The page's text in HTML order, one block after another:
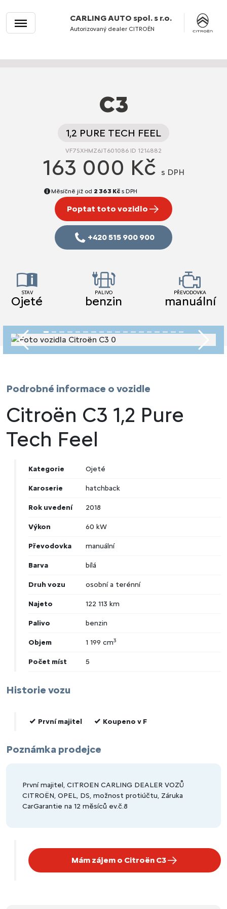
CARLING AUTO spol. s r.o.
Autorizovaný dealer CITROËN
Předchozí
C3
1,2 PURE TECH FEEL
VF7SXHMZ6JT601086 ID 1214882
163 000 Kč s DPH
Měsíčně již od 2 363 Kč s DPH
Poptat toto vozidlo
+420 515 900 900
STAV
Ojeté
PALIVO
benzin
PŘEVODOVKA
manuální
Podrobné informace o vozidle
Citroën C3 1,2 Pure
Tech Feel
Kategorie Ojeté
Karoserie hatchback
Rok uvedení 2018
Výkon 60 kW
Převodovka manuální
Barva bílá
Druh vozu osobní a terénní
Najeto 122 113 km
Palivo benzin
Objem 1 199 cm3
Počet míst 5
Historie vozu
První majitel Koupeno v F
Poznámka prodejce
První majitel, CITROEN CARLING DEALER VOZŮ
CITROËN, OPEL, DS, možnost protiúčtu, Záruka
CarGarantie na 12 měsíců ev.č.8
Mám zájem o Citroën C3